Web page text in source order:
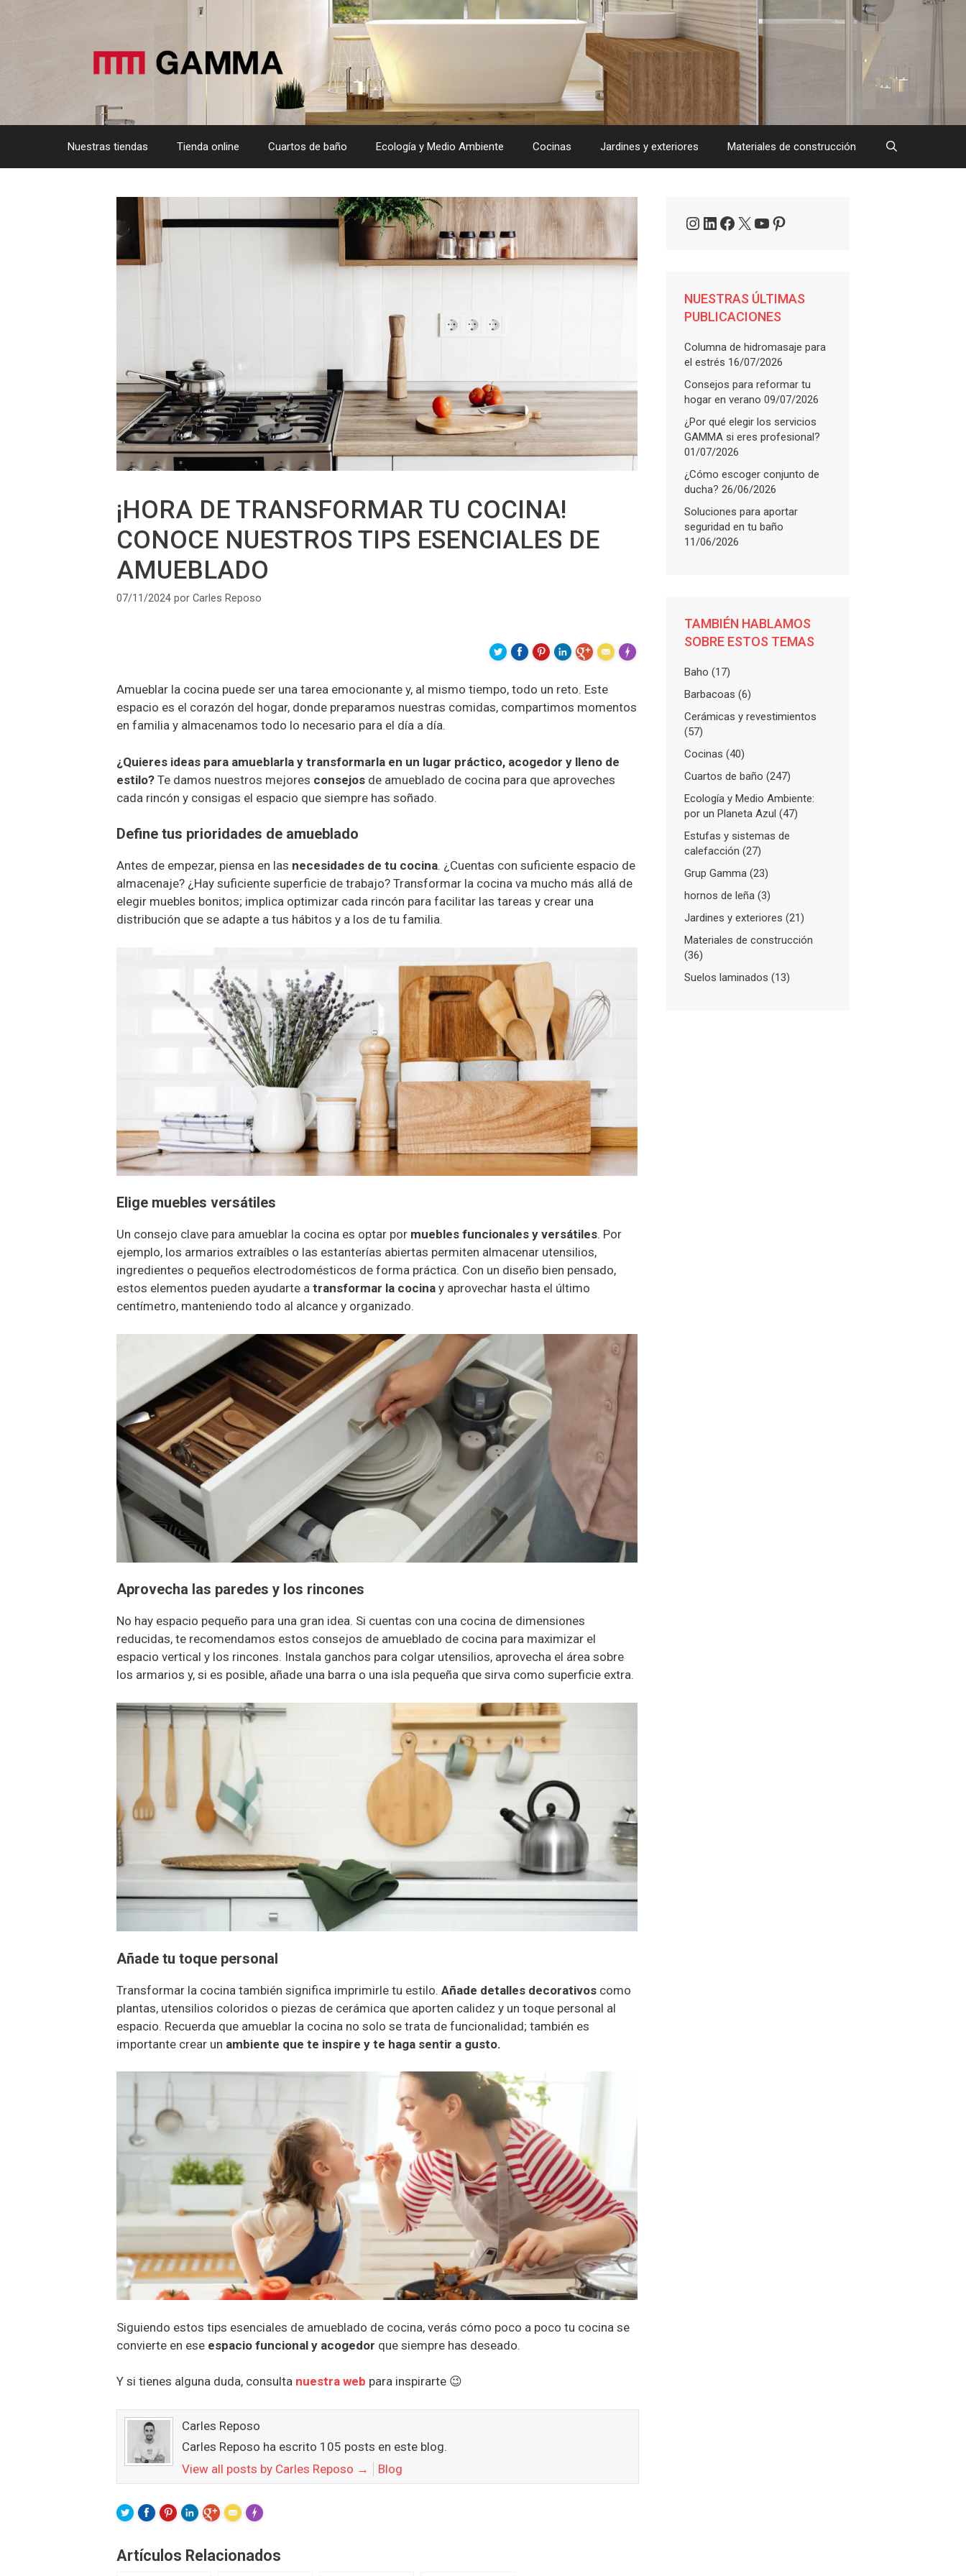
Nuestras tiendas Tienda online Cuartos de baño Ecología y Medio Ambiente Cocinas Jardines y exteriores Materiales de construcción
¡HORA DE TRANSFORMAR TU COCINA!
CONOCE NUESTROS TIPS ESENCIALES DE
AMUEBLADO
07/11/2024 por Carles Reposo
More Info
Amueblar la cocina puede ser una tarea emocionante y, al mismo tiempo, todo un reto. Este
espacio es el corazón del hogar, donde preparamos nuestras comidas, compartimos momentos
en familia y almacenamos todo lo necesario para el día a día.
¿Quieres ideas para amueblarla y transformarla en un lugar práctico, acogedor y lleno de
estilo? Te damos nuestros mejores consejos de amueblado de cocina para que aproveches
cada rincón y consigas el espacio que siempre has soñado.
Define tus prioridades de amueblado
Antes de empezar, piensa en las necesidades de tu cocina. ¿Cuentas con suficiente espacio de
almacenaje? ¿Hay suficiente superficie de trabajo? Transformar la cocina va mucho más allá de
elegir muebles bonitos; implica optimizar cada rincón para facilitar las tareas y crear una
distribución que se adapte a tus hábitos y a los de tu familia.
Elige muebles versátiles
Un consejo clave para amueblar la cocina es optar por muebles funcionales y versátiles. Por
ejemplo, los armarios extraíbles o las estanterías abiertas permiten almacenar utensilios,
ingredientes o pequeños electrodomésticos de forma práctica. Con un diseño bien pensado,
estos elementos pueden ayudarte a transformar la cocina y aprovechar hasta el último
centímetro, manteniendo todo al alcance y organizado.
Aprovecha las paredes y los rincones
No hay espacio pequeño para una gran idea. Si cuentas con una cocina de dimensiones
reducidas, te recomendamos estos consejos de amueblado de cocina para maximizar el
espacio vertical y los rincones. Instala ganchos para colgar utensilios, aprovecha el área sobre
los armarios y, si es posible, añade una barra o una isla pequeña que sirva como superficie extra.
Añade tu toque personal
Transformar la cocina también significa imprimirle tu estilo. Añade detalles decorativos como
plantas, utensilios coloridos o piezas de cerámica que aporten calidez y un toque personal al
espacio. Recuerda que amueblar la cocina no solo se trata de funcionalidad; también es
importante crear un ambiente que te inspire y te haga sentir a gusto.
Siguiendo estos tips esenciales de amueblado de cocina, verás cómo poco a poco tu cocina se
convierte en ese espacio funcional y acogedor que siempre has deseado.
Y si tienes alguna duda, consulta nuestra web para inspirarte 😉
Carles Reposo
Carles Reposo ha escrito 105 posts en este blog.
View all posts by Carles Reposo → Blog
Made with
Artículos Relacionados
Instagram
LinkedIn
Facebook
X YouTube
Pinterest
NUESTRAS ÚLTIMAS
PUBLICACIONES
Columna de hidromasaje para
el estrés 16/07/2026
Consejos para reformar tu
hogar en verano 09/07/2026
¿Por qué elegir los servicios
GAMMA si eres profesional?
01/07/2026
¿Cómo escoger conjunto de
ducha? 26/06/2026
Soluciones para aportar
seguridad en tu baño
11/06/2026
TAMBIÉN HABLAMOS
SOBRE ESTOS TEMAS
Baho (17)
Barbacoas (6)
Cerámicas y revestimientos
(57)
Cocinas (40)
Cuartos de baño (247)
Ecología y Medio Ambiente:
por un Planeta Azul (47)
Estufas y sistemas de
calefacción (27)
Grup Gamma (23)
hornos de leña (3)
Jardines y exteriores (21)
Materiales de construcción
(36)
Suelos laminados (13)